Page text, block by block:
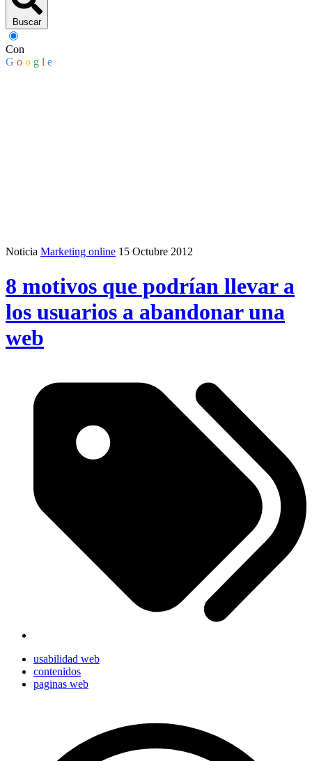
Buscar
Con
G o o g l e
Noticia Marketing online 15 Octubre 2012
8 motivos que podrían llevar a
los usuarios a abandonar una
web
usabilidad web
contenidos
paginas web